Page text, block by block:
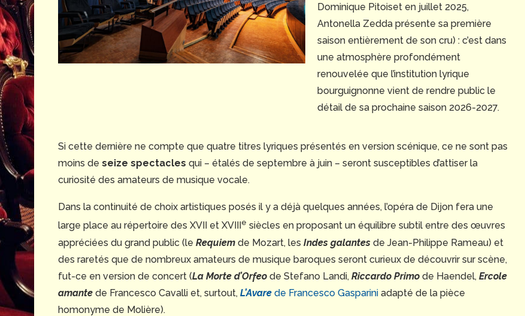
Dominique Pitoiset en juillet 2025,
Antonella Zedda présente sa première
saison entièrement de son cru) : c’est dans
une atmosphère profondément
renouvelée que l’institution lyrique
bourguignonne vient de rendre public le
détail de sa prochaine saison 2026-2027.
Si cette dernière ne compte que quatre titres lyriques présentés en version scénique, ce ne sont pas
moins de seize spectacles qui – étalés de septembre à juin – seront susceptibles d’attiser la
curiosité des amateurs de musique vocale.
Dans la continuité de choix artistiques posés il y a déjà quelques années, l’opéra de Dijon fera une
large place au répertoire des XVII et XVIII
e siècles en proposant un équilibre subtil entre des œuvres
appréciées du grand public (le Requiem de Mozart, les Indes galantes de Jean-Philippe Rameau) et
des raretés que de nombreux amateurs de musique baroques seront curieux de découvrir sur scène,
fut-ce en version de concert (La Morte d’Orfeo de Stefano Landi, Riccardo Primo de Haendel, Ercole
amante de Francesco Cavalli et, surtout, L’Avare de Francesco Gasparini adapté de la pièce
homonyme de Molière).